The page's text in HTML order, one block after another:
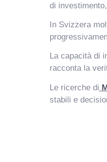
di
In Svizzera
La capacità di
racconta la
Le ricerche di
stabili e